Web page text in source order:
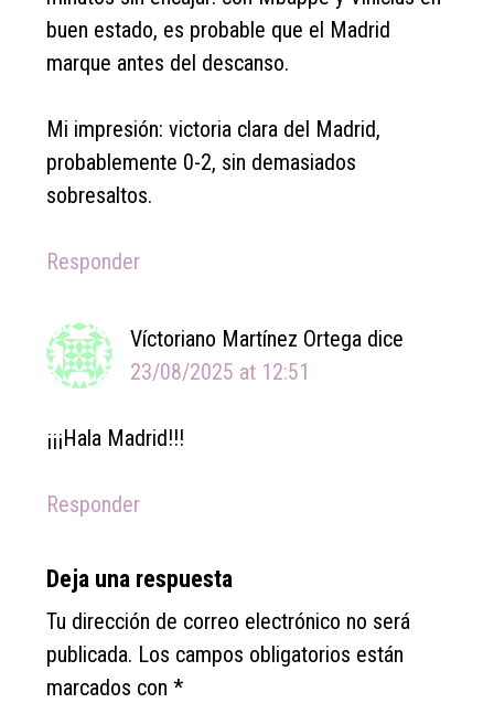
buen estado, es probable que el Madrid
marque antes del descanso.
Mi impresión: victoria clara del Madrid,
probablemente 0-2, sin demasiados
sobresaltos.
Responder
Víctoriano Martínez Ortega dice
23/08/2025 at 12:51
¡¡¡Hala Madrid!!!
Responder
Deja una respuesta
Tu dirección de correo electrónico no será
publicada. Los campos obligatorios están
marcados con*